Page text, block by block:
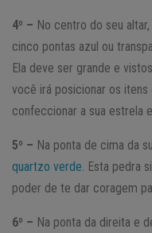
4º – No centro do seu
cinco pontas azul ou
Ela deve ser grande e
você irá posicionar os
confeccionar a sua estrela
5º – Na ponta de cima da
quartzo verde . Esta pedra
poder de te dar coragem
6º – Na ponta da direita e